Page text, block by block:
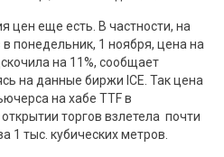
цен еще есть. В частности, на
в понедельник, 1 ноября, цена на
на 11%, сообщает
на данные биржи ICE. Так цена
на хабе TTF в
торгов взлетела почти
1 тыс. кубических метров.